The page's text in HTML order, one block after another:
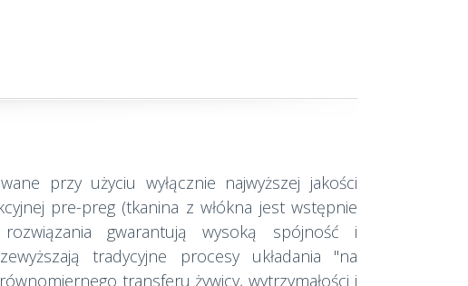
przy użyciu wyłącznie najwyższej jakości
pre-preg (tkanina z włókna jest wstępnie
gwarantują wysoką spójność i
tradycyjne procesy układania "na
transferu żywicy, wytrzymałości i